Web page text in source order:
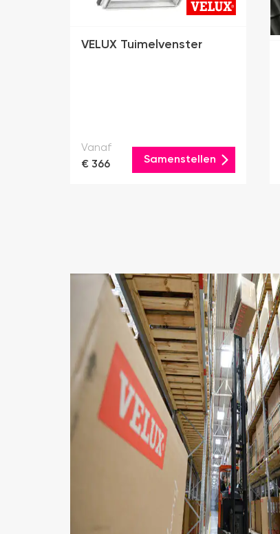
VELUX Tuimelvenster
Vanaf
€ 366
Samenstellen